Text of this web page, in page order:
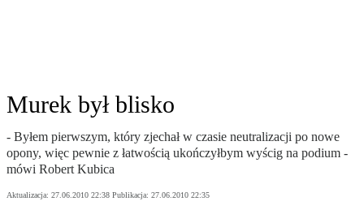
Murek był blisko
- Byłem pierwszym, który zjechał w czasie neutralizacji po nowe
opony, więc pewnie z łatwością ukończyłbym wyścig na podium -
mówi Robert Kubica
Aktualizacja: 27.06.2010 22:38 Publikacja: 27.06.2010 22:35